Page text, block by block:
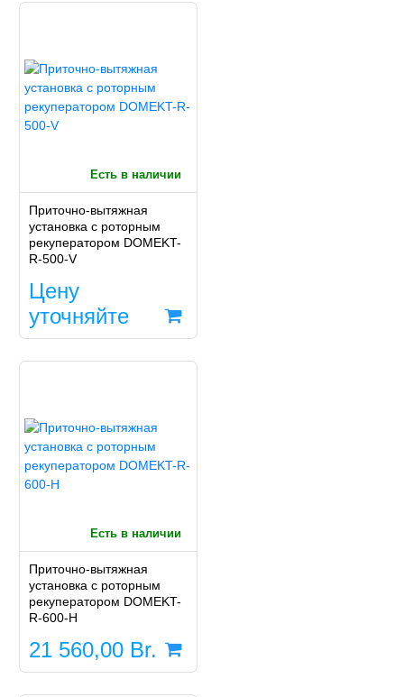
Есть в наличии
Приточно-вытяжная
установка с роторным
рекуператором DOMEKT-
R-500-V
Цену
уточняйте
Есть в наличии
Приточно-вытяжная
установка с роторным
рекуператором DOMEKT-
R-600-H
21 560,00 Br.